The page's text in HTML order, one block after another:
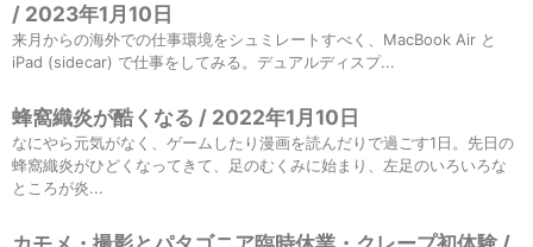
/ 2023年1月10日
来月からの海外での仕事環境をシュミレートすべく、MacBook Air と
iPad (sidecar) で仕事をしてみる。デュアルディスプ...
蜂窩織炎が酷くなる / 2022年1月10日
なにやら元気がなく、ゲームしたり漫画を読んだりで過ごす1日。先日の
蜂窩織炎がひどくなってきて、足のむくみに始まり、左足のいろいろな
ところが炎...